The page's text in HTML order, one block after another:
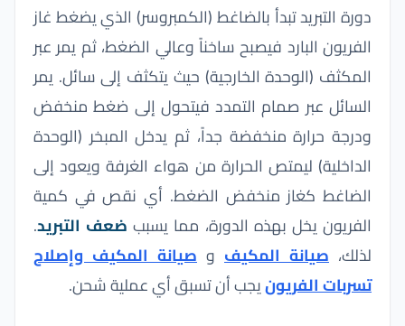
دورة التبريد تبدأ بالضاغط (الكمبروسر) الذي يضغط غاز
الفريون البارد فيصبح ساخناً وعالي الضغط، ثم يمر عبر
المكثف (الوحدة الخارجية) حيث يتكثف إلى سائل. يمر
السائل عبر صمام التمدد فيتحول إلى ضغط منخفض
ودرجة حرارة منخفضة جداً، ثم يدخل المبخر (الوحدة
الداخلية) ليمتص الحرارة من هواء الغرفة ويعود إلى
الضاغط كغاز منخفض الضغط. أي نقص في كمية
الفريون يخل بهذه الدورة، مما يسبب ضعف التبريد.
لذلك، صيانة المكيف و صيانة المكيف وإصلاح
تسربات الفريونيجب أن تسبق أي عملية شحن.